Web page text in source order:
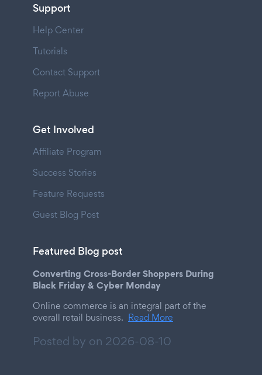
Support
Help Center
Tutorials
Contact Support
Report Abuse
Get Involved
Affiliate Program
Success Stories
Feature Requests
Guest Blog Post
Featured Blog post
Converting Cross-Border Shoppers During
Black Friday & Cyber Monday
Online commerce is an integral part of the
overall retail business. Read More
Posted by on 2026-08-10